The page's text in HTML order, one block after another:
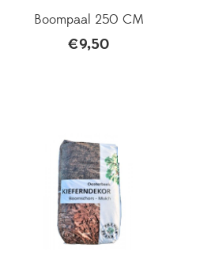
Boompaal 250 CM
€9,50